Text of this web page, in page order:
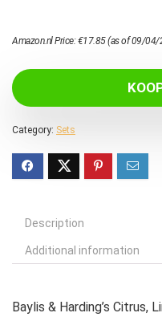
Amazon.nl Price:€17.85(as of 09/04/
Category: Sets
Description
Additional information
Baylis & Harding’s Citrus,